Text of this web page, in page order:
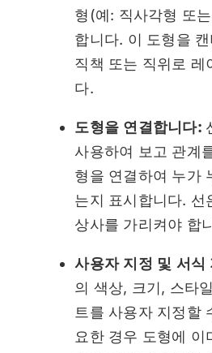
형(예: 직사각형 또
합니다. 이 도형을
직책 또는 직위로 레
다.
도형을 연결합니다:
사용하여 보고 관계
형을 연결하여 누가
는지 표시합니다. 선
상사를 가리켜야 합
사용자 지정 및 서식
의 색상, 크기, 스타
트를 사용자 지정할
요한 경우 도형에 이